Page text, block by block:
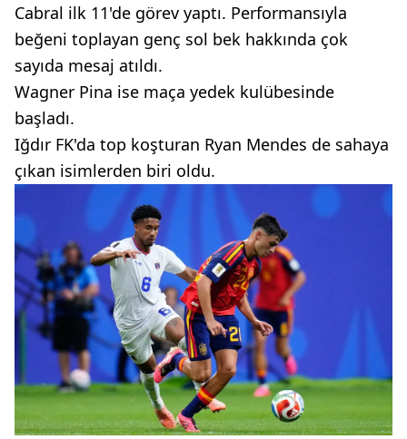
Cabral ilk 11'de görev yaptı. Performansıyla
beğeni toplayan genç sol bek hakkında çok
sayıda mesaj atıldı.
Wagner Pina ise maça yedek kulübesinde
başladı.
Iğdır FK'da top koşturan Ryan Mendes de sahaya
çıkan isimlerden biri oldu.